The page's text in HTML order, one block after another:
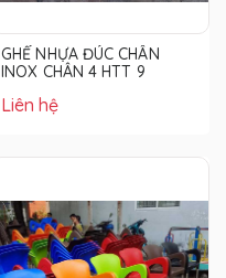
GHẾ NHỰA ĐÚC CHÂN
INOX CHÂN 4 HTT 9
Liên hệ